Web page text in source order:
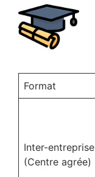
Format
Inter-entreprise
(Centre agrée)